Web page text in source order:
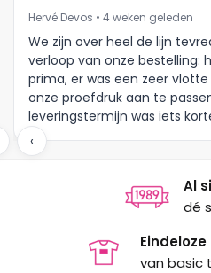
Hervé Devos • 4 weken geleden
We zijn over heel de lijn
verloop van onze bestelling:
prima, er was een zeer
onze proefdruk aan te
leveringstermijn was iets
Meer moet dat niet zijn.
‹
Al
dé
van basic